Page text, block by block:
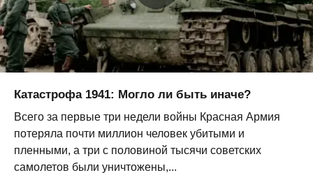
Катастрофа 1941: Могло ли быть иначе?
Всего за первые три недели войны Красная Армия
потеряла почти миллион человек убитыми и
пленными, а три с половиной тысячи советских
самолетов были уничтожены,...